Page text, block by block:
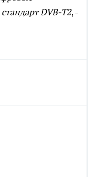
DVB-T2, -